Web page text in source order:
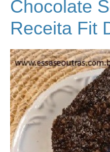
Chocolate
Receita Fit